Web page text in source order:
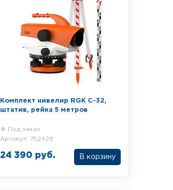
Комплект нивелир RGK C-32,
штатив, рейка 5 метров
Под заказ
Артикул: 752428
24 390 руб. В корзину